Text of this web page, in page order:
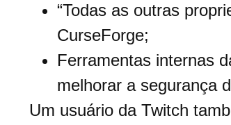
“Todas as outras
CurseForge;
Ferramentas internas
melhorar a segurança
Um usuário da Twitch